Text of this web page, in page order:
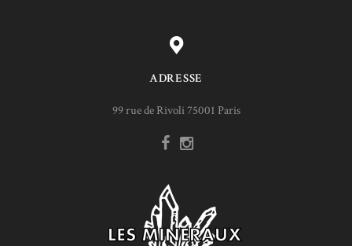
ADRESSE
99 rue de Rivoli 75001 Paris